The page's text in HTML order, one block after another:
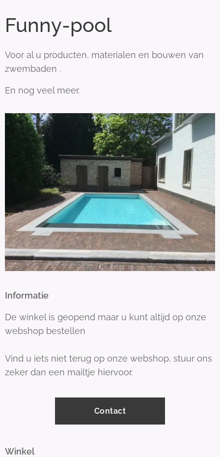
Funny-pool
Voor al u producten, materialen en bouwen van
zwembaden .
En nog veel meer.
Informatie
De winkel is geopend maar u kunt altijd op onze
webshop bestellen
Vind u iets niet terug op onze webshop, stuur ons
zeker dan een mailtje hiervoor.
Contact
Winkel